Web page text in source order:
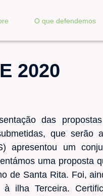
O que defendemos
2020
das
que serão
apresentou um
uma proposta
de Santa Rita. Foi,
ilha Terceira.